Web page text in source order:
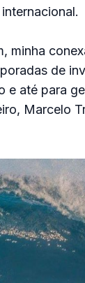
minha
de
e até para
Marcelo